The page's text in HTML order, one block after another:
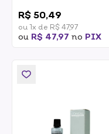
50g
R$ 50,49
ou 1x de R$ 47,97
ou R$ 47,97 no PIX